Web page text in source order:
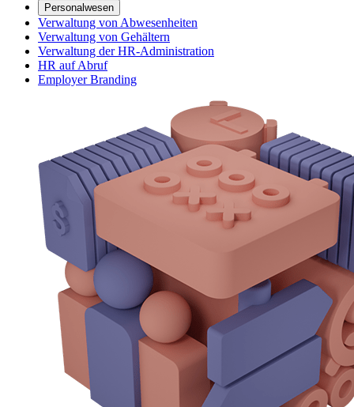
Personalwesen
Verwaltung von Abwesenheiten
Verwaltung von Gehältern
Verwaltung der HR-Administration
HR auf Abruf
Employer Branding